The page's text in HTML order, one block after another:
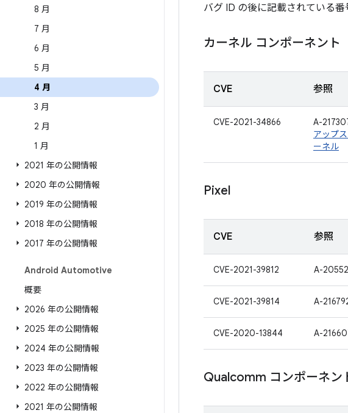
8 月
7 月
6 月
5 月
4 月
3 月
2 月
1 月
2021 年の公開情報
2020 年の公開情報
2019 年の公開情報
2018 年の公開情報
2017 年の公開情報
Android Automotive
概要
2026 年の公開情報
2025 年の公開情報
2024 年の公開情報
2023 年の公開情報
2022 年の公開情報
2021 年の公開情報
バグ ID の後に記載されている
カーネル コンポーネント
CVE 参照
CVE-2021-34866
A-
アップ
ーネル
Pixel
CVE 参照
CVE-2021-39812 A-
CVE-2021-39814 A-
CVE-2020-13844 A-
Qualcomm コンポーネン